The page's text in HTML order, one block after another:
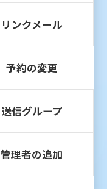
リンクメール
予約の変更
送信グループ
管理者の追加